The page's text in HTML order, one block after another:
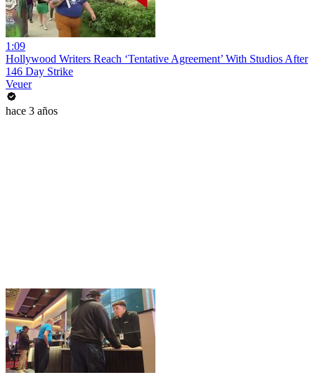
1:09
Hollywood Writers Reach ‘Tentative Agreement’ With Studios After
146 Day Strike
Veuer
hace 3 años